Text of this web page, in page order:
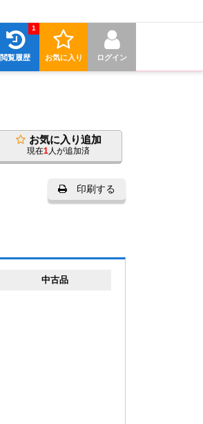
ログイン
お気に入り
閲覧履歴
1
お気に入り追加
現在1人が追加済
印刷する
中古品